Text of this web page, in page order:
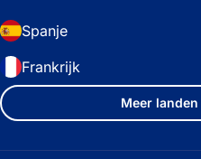
Spanje
Frankrijk
Meer